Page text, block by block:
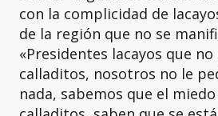
con la complicidad de
de la región que no se
«Presidentes lacayos que no
calladitos, nosotros no le
nada, sabemos que el